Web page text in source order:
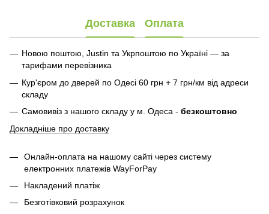
Доставка Оплата
Новою поштою, Justin та Укрпоштою по Україні — за
тарифами перевізника
Кур'єром до дверей по Одесі 60 грн + 7 грн/км від адреси
складу
Самовивіз з нашого складу у м. Одеса - безкоштовно
Докладніше про доставку
Онлайн-оплата на нашому сайті через систему
електронних платежів WayForPay
Накладений платіж
Безготівковий розрахунок